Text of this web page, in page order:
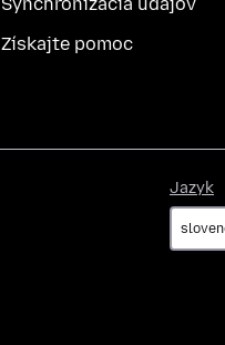
Získajte pomoc
Jazyk